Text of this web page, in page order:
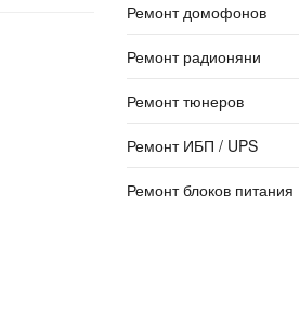
Ремонт домофонов
Ремонт радионяни
Ремонт тюнеров
Ремонт ИБП / UPS
Ремонт блоков питания